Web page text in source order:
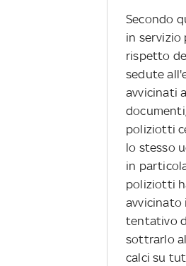
Secondo
in servizio
rispetto
sedute
avvicinati
poliziotti
lo stesso
in
poliziotti
avvicinato
tentativo
sottrarlo
calci su